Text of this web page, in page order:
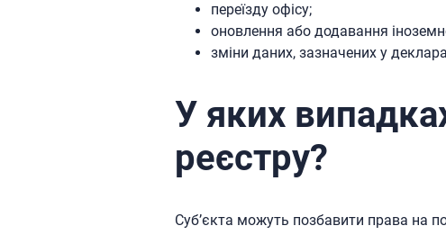
переїзду офісу;
оновлення або додавання
зміни даних, зазначених у
У яких
реєстру?
Суб’єкта можуть позбавити права на